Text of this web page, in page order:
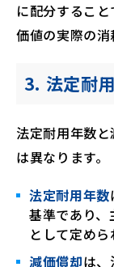
に配分するこ
価値の実際の消
3. 法定耐
法定耐用年数
は異なります。
法定耐用年数
基準であり、
として定めら
減価償却は